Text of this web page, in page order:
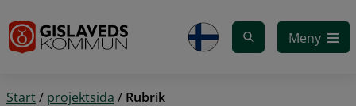
Meny
Start/ projektsida / Rubrik